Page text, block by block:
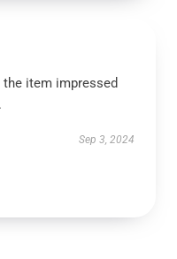
item impressed
Sep 3, 2024